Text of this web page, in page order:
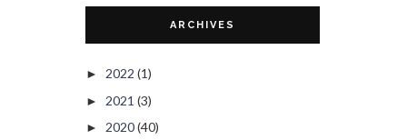
ARCHIVES
► 2022 (1)
► 2021 (3)
► 2020(40)